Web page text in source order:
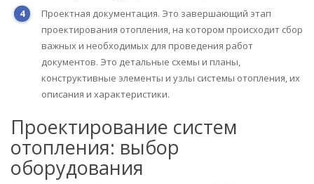
Проектная документация. Это завершающий этап
проектирования отопления, на котором происходит сбор
важных и необходимых для проведения работ
документов. Это детальные схемы и планы,
конструктивные элементы и узлы системы отопления, их
описания и характеристики.
Проектирование систем
отопления: выбор
оборудования